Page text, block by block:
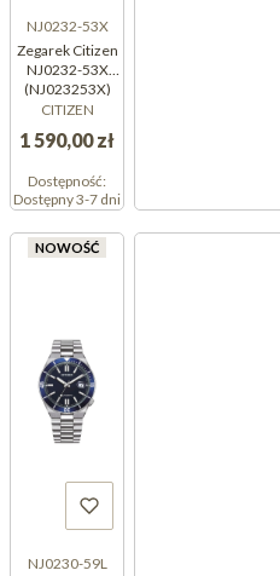
NJ0232-53X
Zegarek Citizen
NJ0232-53X
(NJ023253X)
CITIZEN
1 590,00 zł
Dostępność:
Dostępny 3-7 dni
NOWOŚĆ
NJ0230-59L